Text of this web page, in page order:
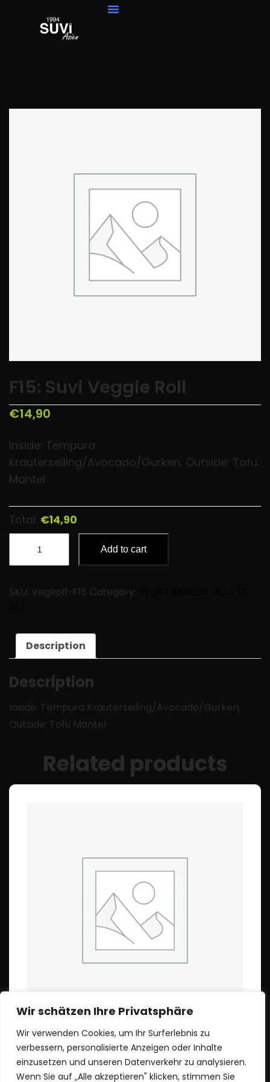
Wir schätzen Ihre Privatsphäre
Wir verwenden Cookies, um Ihr Surferlebnis zu
verbessern, personalisierte Anzeigen oder Inhalte
einzusetzen und unseren Datenverkehr zu analysieren.
Wenn Sie auf „Alle akzeptieren" klicken, stimmen Sie
F15: Suvi Veggie Roll
€14,90
Inside: Tempura
Kräuterseiling/Avocado/Gurken; Outside: Tofu
Mantel
Total: €14,90
Add to cart
SKU: VegRoll-F15 Category:
Description
Description
Inside: Tempura Kräuterseiling/Avocado/Gurken;
Outside: Tofu Mantel
Related products
F14: Zen Roll
€14,50